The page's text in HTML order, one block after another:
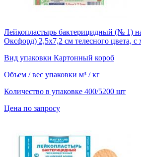
Лейкопластырь бактерицидный (№ 1)
Оксфорд) 2,5х7,2 см телесного цвета, с
Вид упаковки Картонный короб
Объем / вес упаковки м³ / кг
Количество в упаковке 400/5200 шт
Цена по запросу